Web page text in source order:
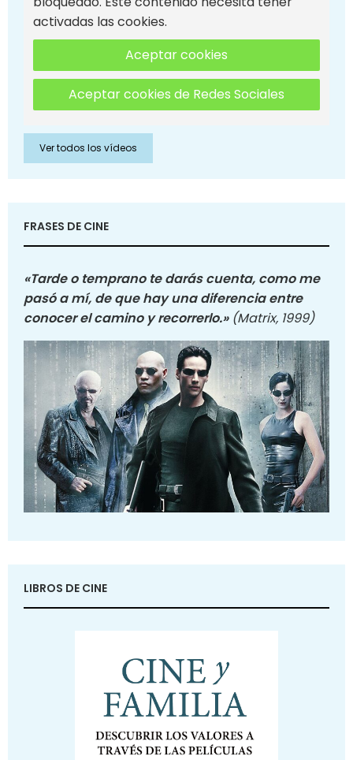
activadas las cookies.
Aceptar cookies
Aceptar cookies de Redes Sociales
Ver todos los vídeos
FRASES DE CINE
«Tarde o temprano te darás cuenta, como me
pasó a mí, de que hay una diferencia entre
conocer el camino y recorrerlo.» (Matrix, 1999)
LIBROS DE CINE